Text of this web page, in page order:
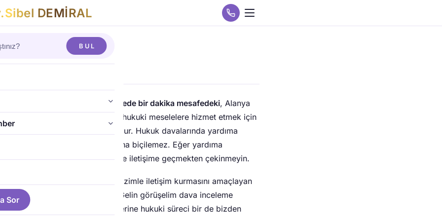
.Sibel DEMİRAL
BUL
Sor
Avukat
Avukat
Antalya yönünde ana caddede bir dakika mesafedeki, Alanya
Büromuz, Alanya Adliyesi ve tüm hukuki meselelere hizmet etmek için
profesyonel hukuk bürosudur. Hukuk davalarında yardıma
doğru avukatın değeri paha biçilemez. Eğer yardıma
olduğunu hissediyorsanız; bizimle iletişime geçmekten çekinmeyin.
müvekkillerimizin doğrudan bizimle iletişim kurmasını amaçlayan
gizliliği esaslı bir kanaldır. Gelin görüşelim dava inceleme
tüm davayı üstlenmek yerine hukuki süreci bir de bizden